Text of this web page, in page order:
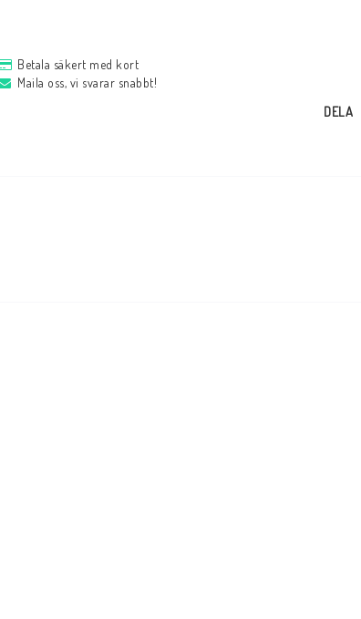
Betala säkert med kort
Maila oss, vi svarar snabbt!
DELA